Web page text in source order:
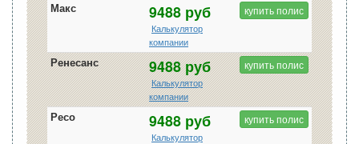
Макс 9488 руб
Калькулятор
компании
купить полис
Ренесанс 9488 руб
Калькулятор
компании
купить полис
Ресо 9488 руб
Калькулятор
купить полис